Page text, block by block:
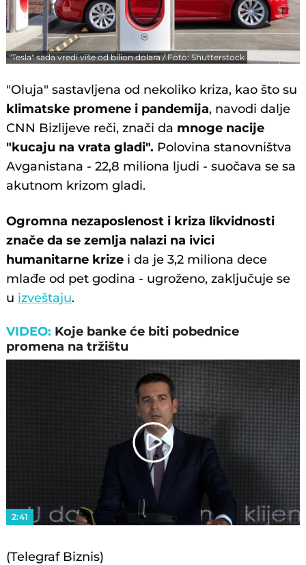
"Tesla" sada vredi više od bilion dolara / Foto: Shutterstock
"Oluja" sastavljena od nekoliko kriza, kao što su
klimatske promene i pandemija, navodi dalje
CNN Bizlijeve reči, znači da mnoge nacije
"kucaju na vrata gladi". Polovina stanovništva
Avganistana - 22,8 miliona ljudi - suočava se sa
akutnom krizom gladi.
Ogromna nezaposlenost i kriza likvidnosti
znače da se zemlja nalazi na ivici
humanitarne krize i da je 3,2 miliona dece
mlađe od pet godina - ugroženo, zaključuje se
u izveštaju.
VIDEO: Koje banke će biti pobednice
promena na tržištu
Play
Video
2:41
(Telegraf Biznis)